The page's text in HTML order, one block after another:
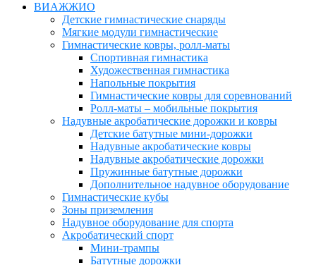
ВИАЖЖИО
Детские гимнастические снаряды
Мягкие модули гимнастические
Гимнастические ковры, ролл-маты
Спортивная гимнастика
Художественная гимнастика
Напольные покрытия
Гимнастические ковры для соревнований
Ролл-маты – мобильные покрытия
Надувные акробатические дорожки и ковры
Детские батутные мини-дорожки
Надувные акробатические ковры
Надувные акробатические дорожки
Пружинные батутные дорожки
Дополнительное надувное оборудование
Гимнастические кубы
Зоны приземления
Надувное оборудование для спорта
Акробатический спорт
Мини-трампы
Батутные дорожки